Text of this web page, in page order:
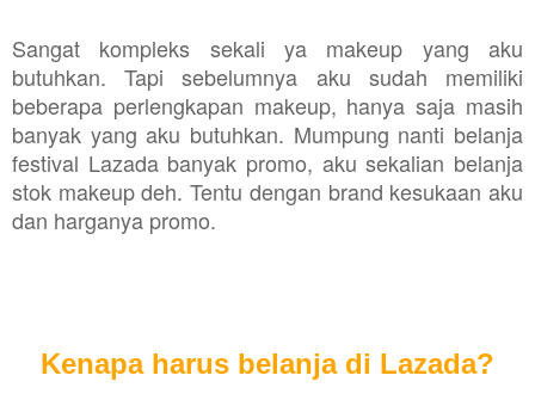
Sangat kompleks sekali ya makeup yang aku
butuhkan. Tapi sebelumnya aku sudah memiliki
beberapa perlengkapan makeup, hanya saja masih
banyak yang aku butuhkan. Mumpung nanti belanja
festival Lazada banyak promo, aku sekalian belanja
stok makeup deh. Tentu dengan brand kesukaan aku
dan harganya promo.
Kenapa harus belanja di Lazada?